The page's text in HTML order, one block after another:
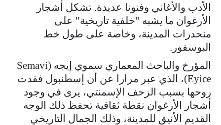
الأدب والأغاني وفنونا عديدة. تشكل أشجار
الأرغوان ما يشبه "خلفية تاريخية" على
منحدرات المدينة، وخاصة على طول خط
البوسفور.
المؤرخ والباحث المعماري سموي إيجه (Semavi
Eyice)، الذي عبر مرارا عن أن إسطنبول فقدت
روحها بسبب الزحف الإسمنتي، يرى في وجود
أشجار الأرغوان نقطة ثقافية تحفظ ذلك الوجه
القديم الأنيق للمدينة، وذلك الجمال التاريخي